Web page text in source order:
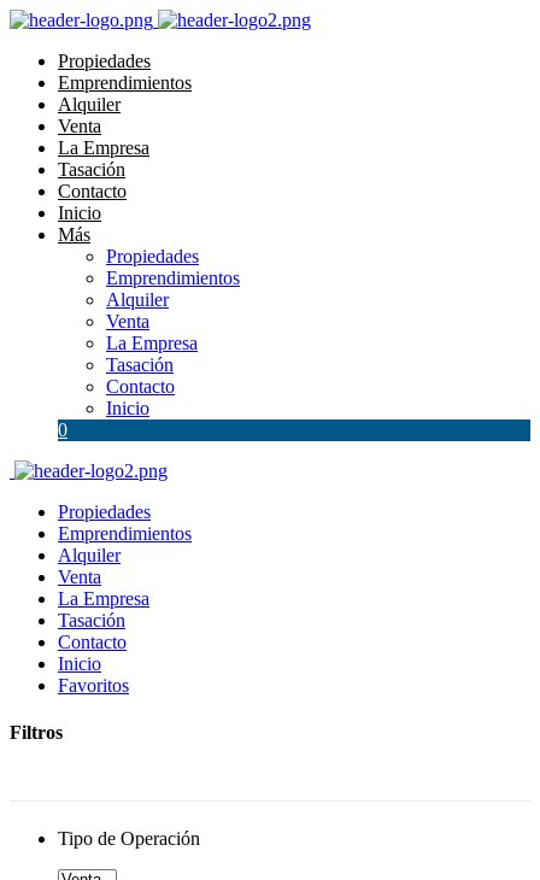
Propiedades
Emprendimientos
Alquiler
Venta
La Empresa
Tasación
Contacto
Inicio
Más
Propiedades
Emprendimientos
Alquiler
Venta
La Empresa
Tasación
Contacto
Inicio
0
Propiedades
Emprendimientos
Alquiler
Venta
La Empresa
Tasación
Contacto
Inicio
Favoritos
Filtros
Tipo de Operación